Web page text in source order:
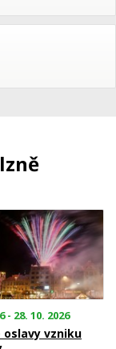
- 28. 10. 2026
oslavy vzniku